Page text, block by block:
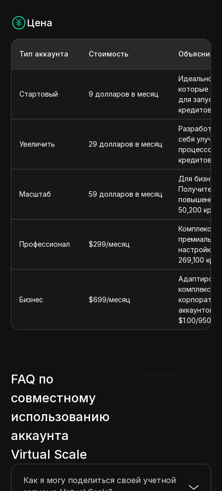
Цена
Тип аккаунта Стоимость Объяснить
Стартовый 9 долларов в месяц
Идеально
которые
для
кредитов.
Увеличить 29 долларов в месяц
себя
процессов
кредитов.
Масштаб 59 долларов в месяц
Для
Получите
50,200
Профессионал $299/месяц
настройки
269,100
Бизнес $699/месяц
аккаунтом
$1.00/950
FAQ по
совместному
использованию
аккаунта
Virtual Scale
Как я могу поделиться своей учетной